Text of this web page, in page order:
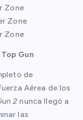
Zone
Zone
Zone
Gun
de
Aérea de los
2 nunca llegó a
las